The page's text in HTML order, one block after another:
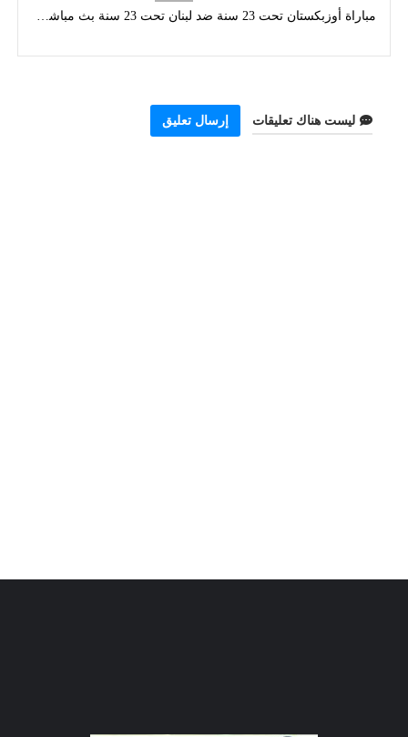
مباراة أوزبكستان تحت 23 سنة ضد لبنان تحت 23 سنة بث مباشر - كأس آسيا
ليست هناك تعليقات إرسال تعليق